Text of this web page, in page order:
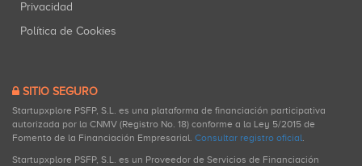
Privacidad
Política de Cookies
SITIO SEGURO
Startupxplore PSFP, S.L. es una plataforma de financiación participativa
autorizada por la CNMV (Registro No. 18) conforme a la Ley 5/2015 de
Fomento de la Financiación Empresarial. Consultar registro oficial.
Startupxplore PSFP, S.L. es un Proveedor de Servicios de Financiación